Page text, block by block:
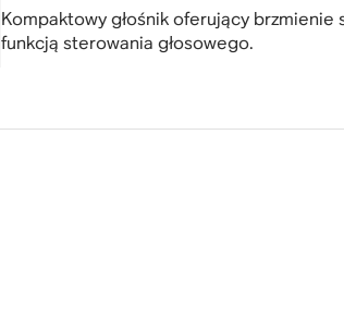
Kompaktowy głośnik oferujący
funkcją sterowania głosowego.